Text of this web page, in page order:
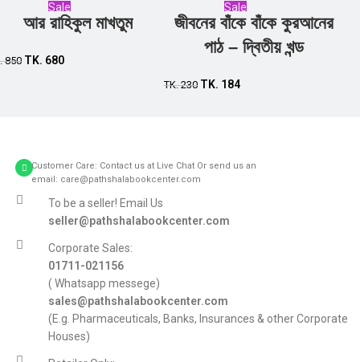
Sale
আর রাহিকুল মাখতুম
850 TK. 680
Sale
Add to cart
জীবনের বাঁকে বাঁকে কুরআনের
পাঠ – দ্বিতীয় খন্ড
TK.230 TK. 184
Customer Care: Contact us at Live Chat Or send us an
email: care@pathshalabookcenter.com
To be a seller! Email Us
seller@pathshalabookcenter.com
Corporate Sales:
01711-021156
( Whatsapp messege)
sales@pathshalabookcenter.com
(E.g. Pharmaceuticals, Banks, Insurances & other Corporate
Houses)